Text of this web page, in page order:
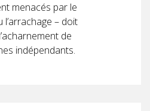
menacés par le
l’arrachage – doit
de
indépendants.